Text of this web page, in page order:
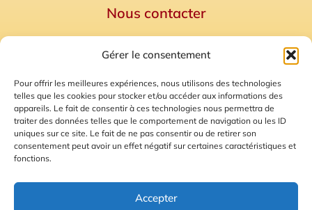
Gérer le consentement
Pour offrir les meilleures expériences, nous utilisons des technologies
telles que les cookies pour stocker et/ou accéder aux informations des
appareils. Le fait de consentir à ces technologies nous permettra de
traiter des données telles que le comportement de navigation ou les ID
uniques sur ce site. Le fait de ne pas consentir ou de retirer son
consentement peut avoir un effet négatif sur certaines caractéristiques et
fonctions.
Accepter
Nous contacter
Mentions Légales
Plan du site
Gestion des Cookies